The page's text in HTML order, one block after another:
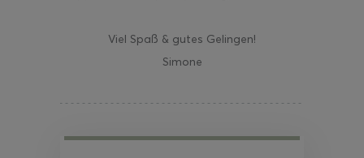
Viel Spaß & gutes Gelingen!
Simone